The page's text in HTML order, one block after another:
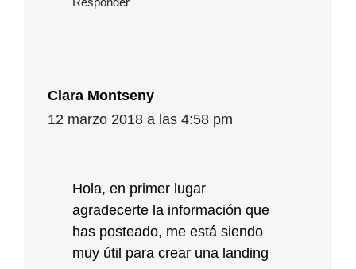
Clara Montseny
12 marzo 2018 a las 4:58 pm
Hola, en primer lugar
agradecerte la información que
has posteado, me está siendo
muy útil para crear una landing